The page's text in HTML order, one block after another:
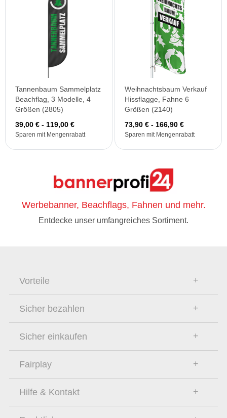
Tannenbaum Sammelplatz
Beachflag, 3 Modelle, 4
Größen (2805)
39,00 € - 119,00 €
Sparen mit Mengenrabatt
Weihnachtsbaum Verkauf
Hissflagge, Fahne 6
Größen (2140)
73,90 € - 166,90 €
Sparen mit Mengenrabatt
Werbebanner, Beachflags, Fahnen und mehr.
Entdecke unser umfangreiches Sortiment.
Vorteile
Sicher bezahlen
Sicher einkaufen
Fairplay
Hilfe & Kontakt